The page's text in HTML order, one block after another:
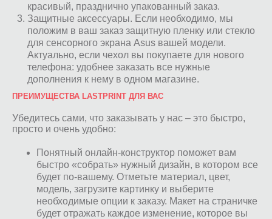
красивый, празднично упакованный заказ.
Защитные аксессуары. Если необходимо, мы
положим в ваш заказ защитную пленку или стекло
для сенсорного экрана Asus вашей модели.
Актуально, если чехол вы покупаете для нового
телефона: удобнее заказать все нужные
дополнения к нему в одном магазине.
ПРЕИМУЩЕСТВА LASTPRINT ДЛЯ ВАС
Убедитесь сами, что заказывать у нас – это быстро,
просто и очень удобно:
Понятный онлайн-конструктор поможет вам
быстро «собрать» нужный дизайн, в котором все
будет по-вашему. Отметьте материал, цвет,
модель, загрузите картинку и выберите
необходимые опции к заказу. Макет на страничке
будет отражать каждое изменение, которое вы